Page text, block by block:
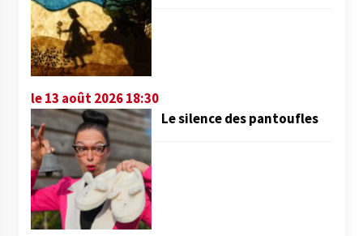
le 13 août 2026 18:30
Le silence des pantoufles